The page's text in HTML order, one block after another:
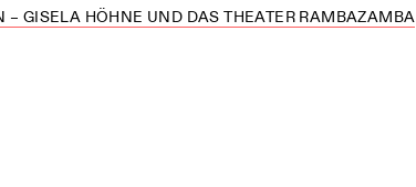
– GISELA HÖHNE UND DAS THEATER RAMBAZAMBA